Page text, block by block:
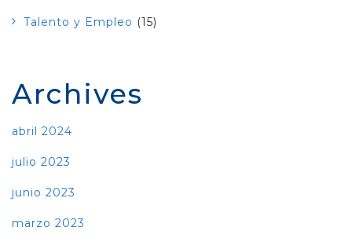
Talento y Empleo (15)
Archives
abril 2024
julio 2023
junio 2023
marzo 2023